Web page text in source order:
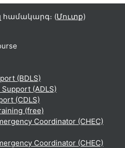
համակարգ։ (Մուտք)
(BDLS)
(ADLS)
(CDLS)
(free)
Coordinator (CHEC)
Coordinator (CHEC)